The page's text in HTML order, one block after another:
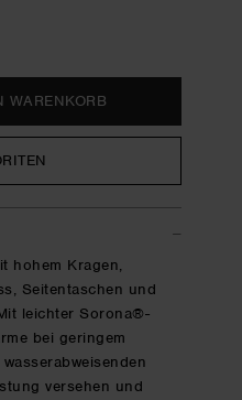
hohem Kragen,
Seitentaschen und
leichter Sorona®-
bei geringem
versehen und